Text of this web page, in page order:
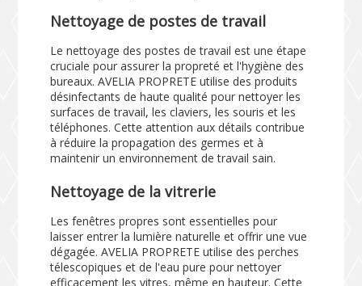
Nettoyage de postes de travail
Le nettoyage des postes de travail est une étape
cruciale pour assurer la propreté et l'hygiène des
bureaux. AVELIA PROPRETE utilise des produits
désinfectants de haute qualité pour nettoyer les
surfaces de travail, les claviers, les souris et les
téléphones. Cette attention aux détails contribue
à réduire la propagation des germes et à
maintenir un environnement de travail sain.
Nettoyage de la vitrerie
Les fenêtres propres sont essentielles pour
laisser entrer la lumière naturelle et offrir une vue
dégagée. AVELIA PROPRETE utilise des perches
télescopiques et de l'eau pure pour nettoyer
efficacement les vitres, même en hauteur. Cette